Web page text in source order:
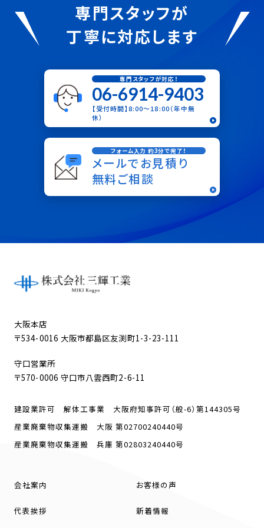
専門スタッフが
丁寧に対応します
専門スタッフが対応！
06-6914-9403
【受付時間】8:00〜18:00（年中無
休）
フォーム入力 約3分で完了！
メールでお見積り
無料ご相談
大阪本店
〒534-0016 大阪市都島区友渕町1-3-23-111
守口営業所
〒570-0006 守口市八雲西町2-6-11
建設業許可 解体工事業 大阪府知事許可（般-6）第144305号
産業廃棄物収集運搬 大阪 第02700240440号
産業廃棄物収集運搬 兵庫 第02803240440号
会社案内
代表挨拶
お客様の声
新着情報